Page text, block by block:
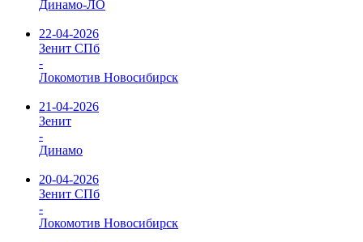
Динамо-ЛО
22-04-2026
Зенит СПб
-
Локомотив Новосибирск
21-04-2026
Зенит
-
Динамо
20-04-2026
Зенит СПб
-
Локомотив Новосибирск